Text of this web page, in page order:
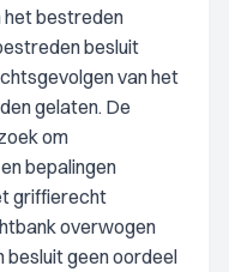
het bestreden
besluit
van het
gelaten. De
om
bepalingen
griffierecht
overwogen
besluit geen oordeel